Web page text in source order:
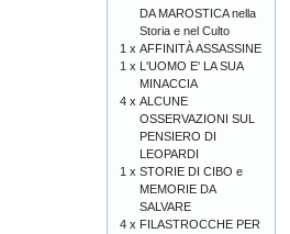
DA MAROSTICA nella
Storia e nel Culto
1 x AFFINITÀ ASSASSINE
1 x L'UOMO E' LA SUA
MINACCIA
4 x ALCUNE
OSSERVAZIONI SUL
PENSIERO DI
LEOPARDI
1 x STORIE DI CIBO e
MEMORIE DA
SALVARE
4 x FILASTROCCHE PER